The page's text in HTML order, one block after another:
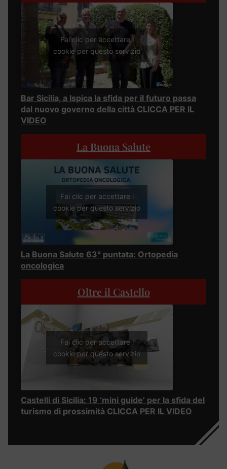
Fai clic per accettare i
cookie per questo servizio
Bar Sicilia, a Ispica la sfida per il futuro passa
dal nuovo governo della città CLICCA PER IL
VIDEO
La Buona Salute
Fai clic per accettare i
cookie per questo servizio
La Buona Salute 63° puntata: Ortopedia
oncologica
Oltre il Castello
Fai clic per accettare i
cookie per questo servizio
Castelli di Sicilia: 19 ‘mini guide’ per la sfida del
turismo di prossimità CLICCA PER IL VIDEO